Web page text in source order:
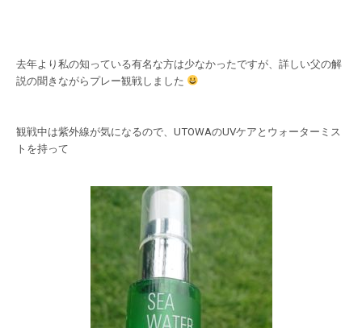
去年より私の知っている有名な方は少なかったですが、詳しい父の解
説の聞きながらプレー観戦しました
観戦中は紫外線が気になるので、UTOWAのUVケアとウォーターミス
トを持って